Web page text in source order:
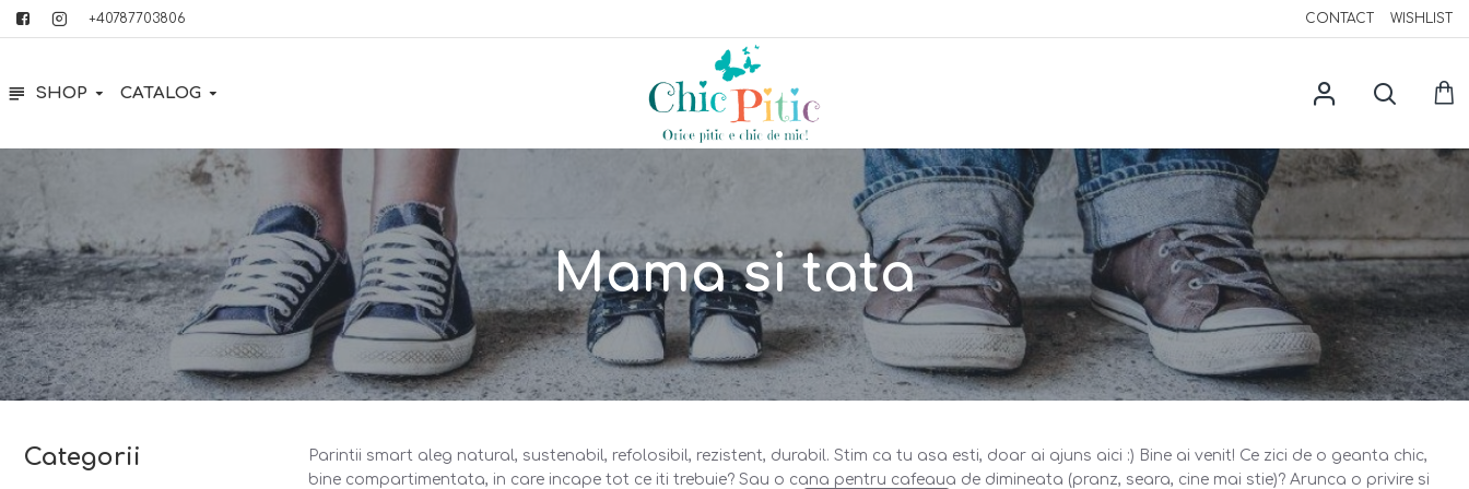
+40787703806 CONTACT WISHLIST
SHOP CATALOG
Mama si tata
Categorii
Parintii smart aleg natural, sustenabil, refolosibil, rezistent, durabil. Stim ca tu asa esti, doar ai ajuns aici :) Bine ai venit! Ce zici de o geanta chic,
bine compartimentata, in care incape tot ce iti trebuie? Sau o cana pentru cafeaua de dimineata (pranz, seara, cine mai stie)? Arunca o privire si